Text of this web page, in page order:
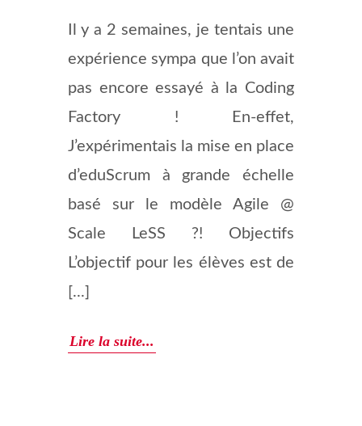
Il y a 2 semaines, je tentais une
expérience sympa que l’on avait
pas encore essayé à la Coding
Factory ! En-effet,
J’expérimentais la mise en place
d’eduScrum à grande échelle
basé sur le modèle Agile @
Scale LeSS ?! Objectifs
L’objectif pour les élèves est de
[...]
Lire la suite...